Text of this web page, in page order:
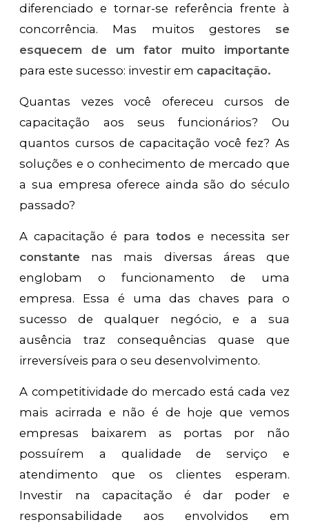
diferenciado e tornar-se referência frente à
concorrência. Mas muitos gestores se
esquecem de um fator muito importante
para este sucesso: investir em capacitação.
Quantas vezes você ofereceu cursos de
capacitação aos seus funcionários? Ou
quantos cursos de capacitação você fez? As
soluções e o conhecimento de mercado que
a sua empresa oferece ainda são do século
passado?
A capacitação é para todos e necessita ser
constante nas mais diversas áreas que
englobam o funcionamento de uma
empresa. Essa é uma das chaves para o
sucesso de qualquer negócio, e a sua
ausência traz consequências quase que
irreversíveis para o seu desenvolvimento.
A competitividade do mercado está cada vez
mais acirrada e não é de hoje que vemos
empresas baixarem as portas por não
possuírem a qualidade de serviço e
atendimento que os clientes esperam.
Investir na capacitação é dar poder e
responsabilidade aos envolvidos em